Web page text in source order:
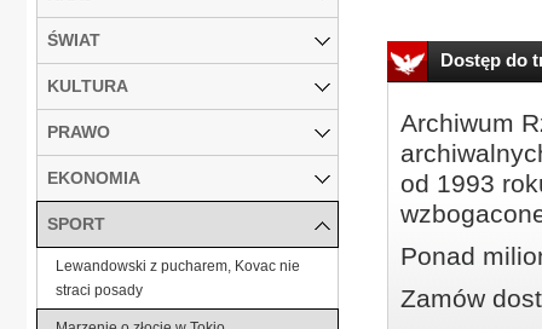
Dostęp do
Archiwum
od 1993
Ponad
Zamów
ŚWIAT
KULTURA
PRAWO
EKONOMIA
SPORT
Lewandowski z pucharem, Kovac nie
straci posady